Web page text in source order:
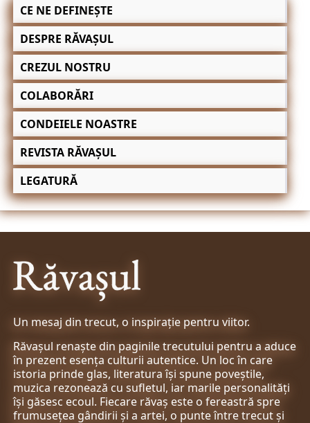
CE NE DEFINEȘTE
DESPRE RĂVAȘUL
CREZUL NOSTRU
COLABORĂRI
CONDEIELE NOASTRE
REVISTA RĂVAȘUL
LEGATURĂ
Un mesaj din trecut, o inspirație pentru viitor.
Răvașul renaște din paginile trecutului pentru a aduce
în prezent esența culturii autentice. Un loc în care
istoria prinde glas, literatura își spune poveștile,
muzica rezonează cu sufletul, iar marile personalități
își găsesc ecoul. Fiecare răvaș este o fereastră spre
frumusețea gândirii și a artei, o punte între trecut și